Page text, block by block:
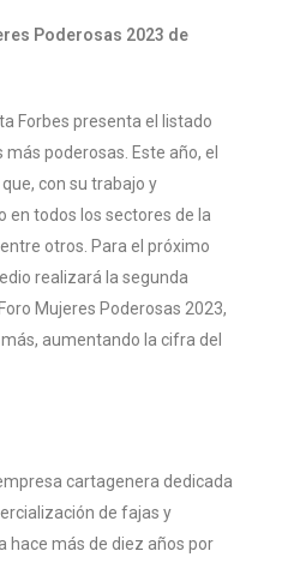
Poderosas 2023 de
Forbes presenta el listado
poderosas. Este año, el
con su trabajo y
en todos los sectores de la
otros. Para el próximo
realizará la segunda
Mujeres Poderosas 2023,
aumentando la cifra del
cartagenera dedicada
de fajas y
hace más de diez años por